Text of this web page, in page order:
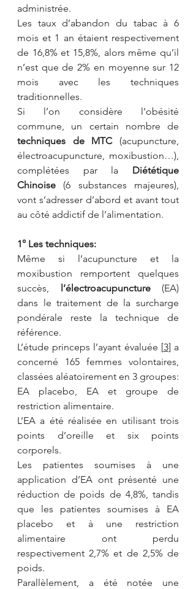
administrée.
Les taux d’abandon du tabac à 6
mois et 1 an étaient respectivement
de 16,8% et 15,8%, alors même qu’il
n’est que de 2% en moyenne sur 12
mois avec les techniques
traditionnelles.
Si l’on considère l’obésité
techniques de MTC (acupuncture,
électroacupuncture, moxibustion…),
complétées par la Diététique
Chinoise (6 substances majeures),
vont s’adresser d’abord et avant tout
au côté addictif de l’alimentation.
1° Les techniques:
Même si l’acupuncture et la
moxibustion remportent quelques
succès, l’électroacupuncture (EA)
dans le traitement de la surcharge
pondérale reste la technique de
référence.
L’étude princeps l’ayant évaluée [3] a
concerné 165 femmes volontaires,
classées aléatoirement en 3 groupes:
EA placebo, EA et groupe de
restriction alimentaire.
L’EA a été réalisée en utilisant trois
points d’oreille et six points
corporels.
Les patientes soumises à une
application d’EA ont présenté une
réduction de poids de 4,8%, tandis
que les patientes soumises à EA
placebo et à une restriction
alimentaire ont perdu
respectivement 2,7% et de 2,5% de
poids.
Parallèlement, a été notée une